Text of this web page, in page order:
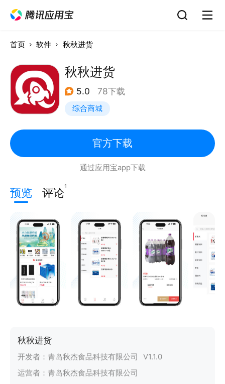
首页 软件 秋秋进货
秋秋进货
5.0 78下载
综合商城
官方下载
通过应用宝app下载
预览 评论1
秋秋进货
开发者： 青岛秋杰食品科技有限公司 V1.1.0
运营者： 青岛秋杰食品科技有限公司